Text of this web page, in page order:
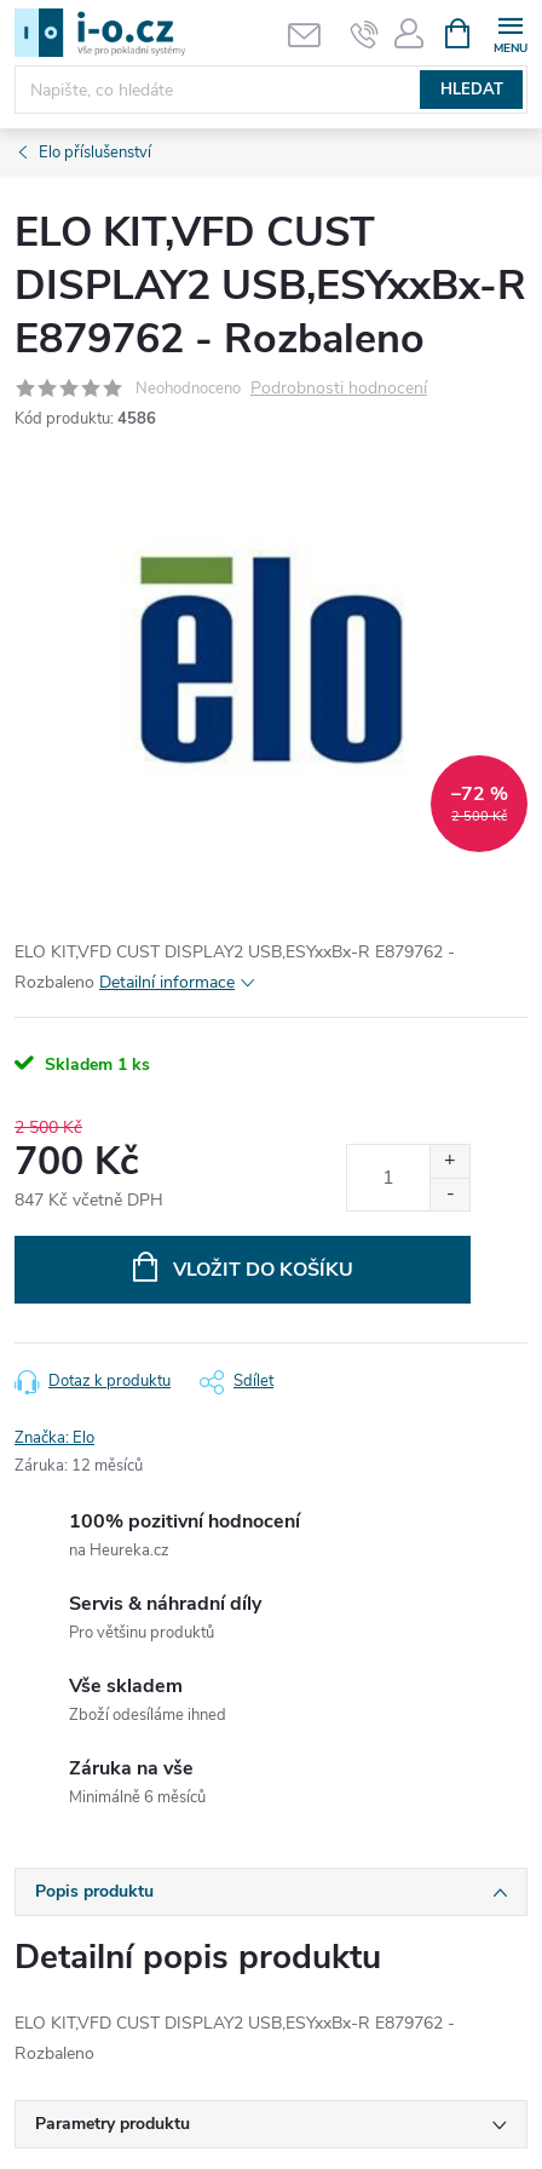
Přejít
obsah
HLEDAT
NÁKUPNÍ
KOŠÍK
Elo příslušenství
ELO KIT,VFD CUST
DISPLAY2 USB,ESYxxBx-R
E879762 - Rozbaleno
Neohodnoceno Podrobnosti hodnocení
Kód produktu: 4586
2 500 Kč
–72 %
ELO KIT,VFD CUST DISPLAY2 USB,ESYxxBx-R E879762 -
Rozbaleno Detailní informace
Skladem 1 ks
2 500 Kč
700 Kč
847 Kč včetně DPH
VLOŽIT DO KOŠÍKU
Dotaz k produktu Sdílet
Značka: Elo
Záruka: 12 měsíců
100% pozitivní hodnocení
na Heureka.cz
Servis & náhradní díly
Pro většinu produktů
Vše skladem
Zboží odesíláme ihned
Záruka na vše
Minimálně 6 měsíců
Popis produktu
Detailní popis produktu
ELO KIT,VFD CUST DISPLAY2 USB,ESYxxBx-R E879762 -
Rozbaleno
Parametry produktu